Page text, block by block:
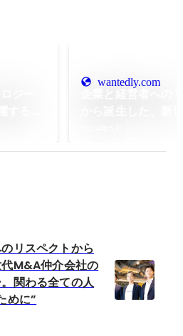
wantedly.com
リスペクトから
M&A仲介会社の
関わる全ての人
めに”